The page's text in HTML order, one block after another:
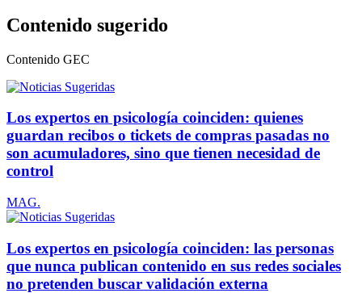
Contenido sugerido
Contenido GEC
Los expertos en psicología coinciden: quienes
guardan recibos o tickets de compras pasadas no
son acumuladores, sino que tienen necesidad de
control
MAG.
Los expertos en psicología coinciden: las personas
que nunca publican contenido en sus redes sociales
no pretenden buscar validación externa